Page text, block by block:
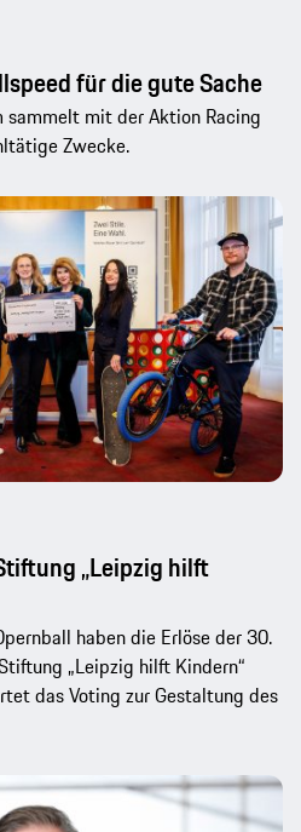
für die gute Sache
sammelt mit der Aktion Racing
Zwecke.
„Leipzig hilft
haben die Erlöse der 30.
„Leipzig hilft Kindern“
das Voting zur Gestaltung des